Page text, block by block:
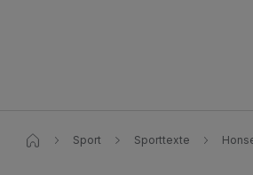
Sport Sporttexte